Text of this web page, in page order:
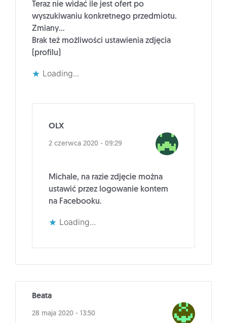
Teraz nie widać ile jest ofert po
wyszukiwaniu konkretnego przedmiotu.
Zmiany…
Brak też możliwości ustawienia zdjęcia
(profilu)
Loading...
OLX
2 czerwca 2020 - 09:29
Michale, na razie zdjęcie można
ustawić przez logowanie kontem
na Facebooku.
Loading...
Beata
28 maja 2020 - 13:50